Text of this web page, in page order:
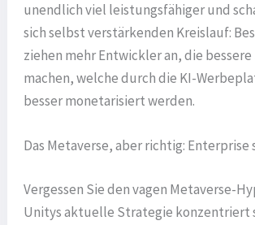
unendlich viel leistungsfähiger und
sich selbst verstärkenden Kreislauf:
ziehen mehr Entwickler an, die
machen, welche durch die KI-
besser monetarisiert werden.
Das Metaverse, aber richtig:
Vergessen Sie den vagen Metaverse-
Unitys aktuelle Strategie konzentriert